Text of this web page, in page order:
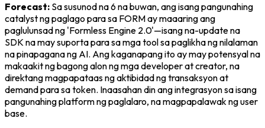
Forecast: Sa susunod na 6 na buwan, ang isang pangunahing
catalyst ng paglago para sa FORM ay maaaring ang
paglulunsad ng 'Formless Engine 2.0'—isang na-update na
SDK na may suporta para sa mga tool sa paglikha ng nilalaman
na pinapagana ng AI. Ang kaganapang ito ay may potensyal na
makaakit ng bagong alon ng mga developer at creator, na
direktang magpapataas ng aktibidad ng transaksyon at
demand para sa token. Inaasahan din ang integrasyon sa isang
pangunahing platform ng paglalaro, na magpapalawak ng user
base.